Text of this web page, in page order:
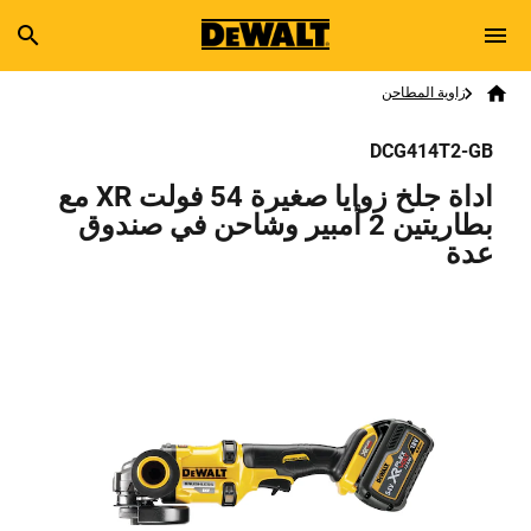
Skip to main content
Search
Breadcrumb
زاوية المطاحن
DCG414T2-GB
اداة جلخ زوايا صغيرة 54 فولت XR مع
بطاريتين 2 أمبير وشاحن في صندوق
عدة